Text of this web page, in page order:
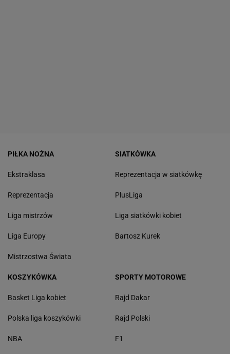
PIŁKA NOŻNA
Ekstraklasa
Reprezentacja
Liga mistrzów
Liga Europy
Mistrzostwa Świata
SIATKÓWKA
Reprezentacja w siatkówkę
PlusLiga
Liga siatkówki kobiet
Bartosz Kurek
KOSZYKÓWKA
Basket Liga kobiet
Polska liga koszykówki
NBA
SPORTY MOTOROWE
Rajd Dakar
Rajd Polski
F1